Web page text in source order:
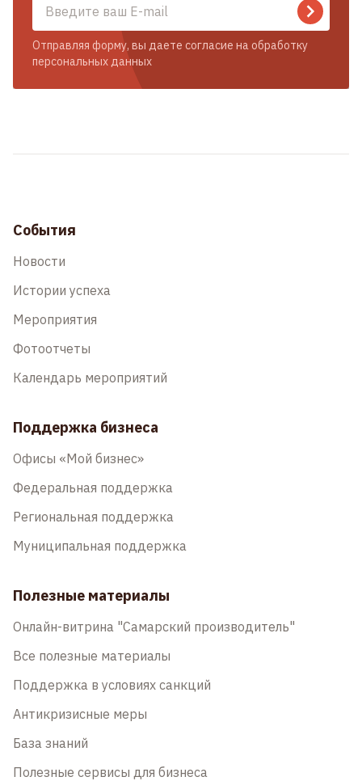
Отправляя форму, вы даете согласие на обработку
персональных данных
События
Новости
Истории успеха
Мероприятия
Фотоотчеты
Календарь мероприятий
Поддержка бизнеса
Офисы «Мой бизнес»
Федеральная поддержка
Региональная поддержка
Муниципальная поддержка
Полезные материалы
Онлайн-витрина "Самарский производитель"
Все полезные материалы
Поддержка в условиях санкций
Антикризисные меры
База знаний
Полезные сервисы для бизнеса